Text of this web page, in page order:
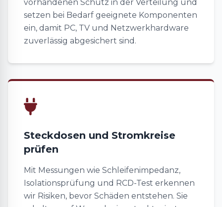
vorhandenen Schutz in der Verteilung und
setzen bei Bedarf geeignete Komponenten
ein, damit PC, TV und Netzwerkhardware
zuverlässig abgesichert sind.
Steckdosen und Stromkreise
prüfen
Mit Messungen wie Schleifenimpedanz,
Isolationsprüfung und RCD-Test erkennen
wir Risiken, bevor Schäden entstehen. Sie